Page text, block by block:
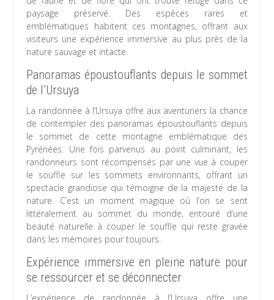
paysage préservé. Des espèces rares et
emblématiques habitent ces montagnes, offrant aux
visiteurs une expérience immersive au plus près de la
nature sauvage et intacte.
Panoramas époustouflants depuis le sommet
de l’Ursuya
La randonnée à l’Ursuya offre aux aventuriers la chance
de contempler des panoramas époustouflants depuis
le sommet de cette montagne emblématique des
Pyrénées. Une fois parvenus au point culminant, les
randonneurs sont récompensés par une vue à couper
le souffle sur les sommets environnants, offrant un
spectacle grandiose qui témoigne de la majesté de la
nature. C’est un moment magique où l’on se sent
littéralement au sommet du monde, entouré d’une
beauté naturelle à couper le souffle qui reste gravée
dans les mémoires pour toujours.
Expérience immersive en pleine nature pour
se ressourcer et se déconnecter